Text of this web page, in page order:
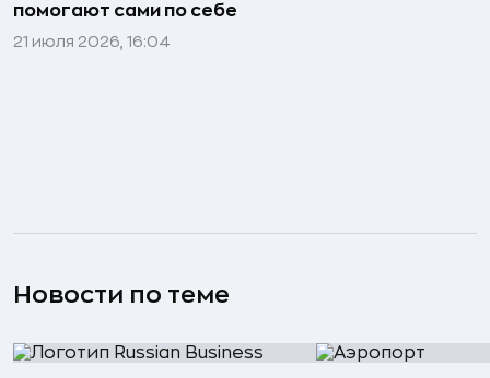
помогают сами по себе
21 июля 2026, 16:04
Новости по теме